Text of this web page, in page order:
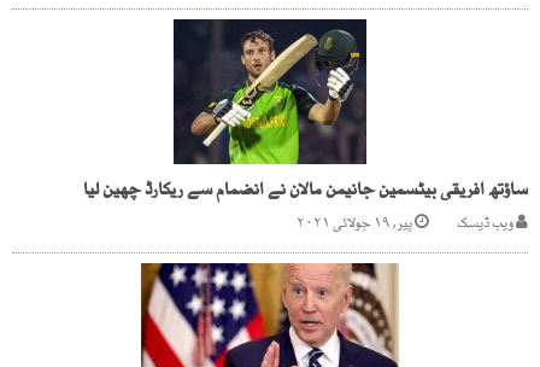
ساؤتھ افریقی بیٹسمین جانیمن مالان نے انضمام سے ریکارڈ چھین لیا
ویب ڈیسک پیر, ۱۹ جولائی ۲۰۲۱